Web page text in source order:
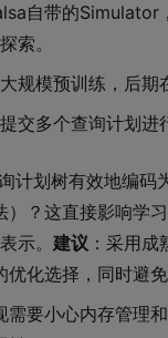
自带的
索。
规模预训练，后
交多个查询计划
计划树有效地编
？这直接影响学
示。 建议 ：采用
化选择，同时避
需要小心内存管理